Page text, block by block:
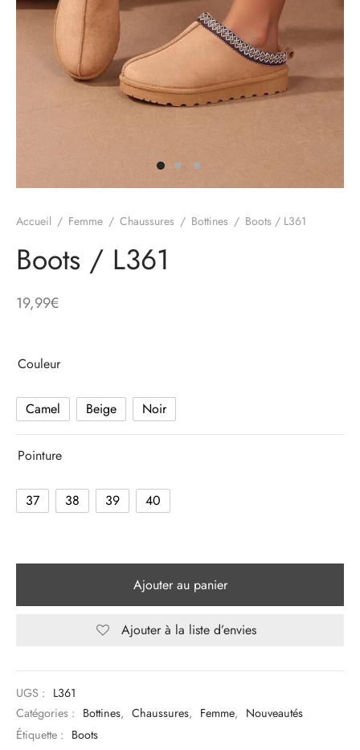
Accueil / Femme / Chaussures / Bottines / Boots / L361
Boots / L361
19,99€
Couleur
Camel Beige Noir
Pointure
37 38 39 40
Ajouter au panier
Ajouter à la liste d’envies
UGS : L361
Catégories : Bottines, Chaussures, Femme, Nouveautés
Étiquette : Boots
Jogging
Combishort
Doudoune, Parka